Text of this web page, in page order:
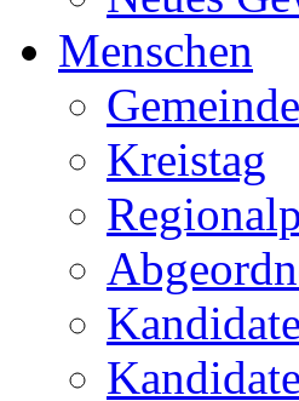
Menschen
Kreistag